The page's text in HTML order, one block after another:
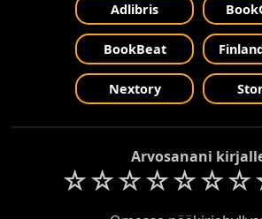
Adlibris
BookBeat
Nextory
Arvosanani
☆☆☆☆☆☆☆